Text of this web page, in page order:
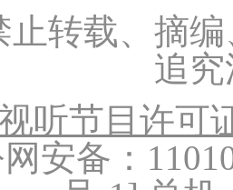
止转载、摘
追
听节目许可
安备：